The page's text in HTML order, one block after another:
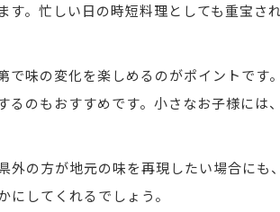
す。忙しい日の時短料理としても重宝
で味の変化を楽しめるのがポイントで
のもおすすめです。小さなお子様に
の方が地元の味を再現したい場合に
してくれるでしょう。